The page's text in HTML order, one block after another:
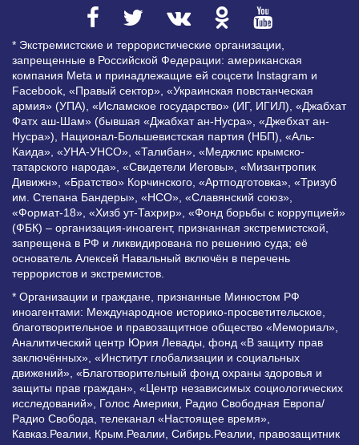
* Экстремистские и террористические организации,
запрещенные в Российской Федерации: американская
компания Meta и принадлежащие ей соцсети Instagram и
Facebook, «Правый сектор», «Украинская повстанческая
армия» (УПА), «Исламское государство» (ИГ, ИГИЛ), «Джабхат
Фатх аш-Шам» (бывшая «Джабхат ан-Нусра», «Джебхат ан-
Нусра»), Национал-Большевистская партия (НБП), «Аль-
Каида», «УНА-УНСО», «Талибан», «Меджлис крымско-
татарского народа», «Свидетели Иеговы», «Мизантропик
Дивижн», «Братство» Корчинского, «Артподготовка», «Тризуб
им. Степана Бандеры», «НСО», «Славянский союз»,
«Формат-18», «Хизб ут-Тахрир», «Фонд борьбы с коррупцией»
(ФБК) – организация-иноагент, признанная экстремистской,
запрещена в РФ и ликвидирована по решению суда; её
основатель Алексей Навальный включён в перечень
террористов и экстремистов.
* Организации и граждане, признанные Минюстом РФ
иноагентами: Международное историко-просветительское,
благотворительное и правозащитное общество «Мемориал»,
Аналитический центр Юрия Левады, фонд «В защиту прав
заключённых», «Институт глобализации и социальных
движений», «Благотворительный фонд охраны здоровья и
защиты прав граждан», «Центр независимых социологических
исследований», Голос Америки, Радио Свободная Европа/
Радио Свобода, телеканал «Настоящее время»,
Кавказ.Реалии, Крым.Реалии, Сибирь.Реалии, правозащитник